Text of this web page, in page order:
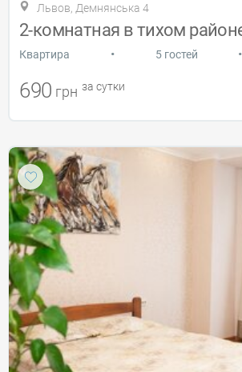
Львов, Демнянська 4
2-комнатная в тихом
Квартира • 5 гостей •
690 грн за сутки